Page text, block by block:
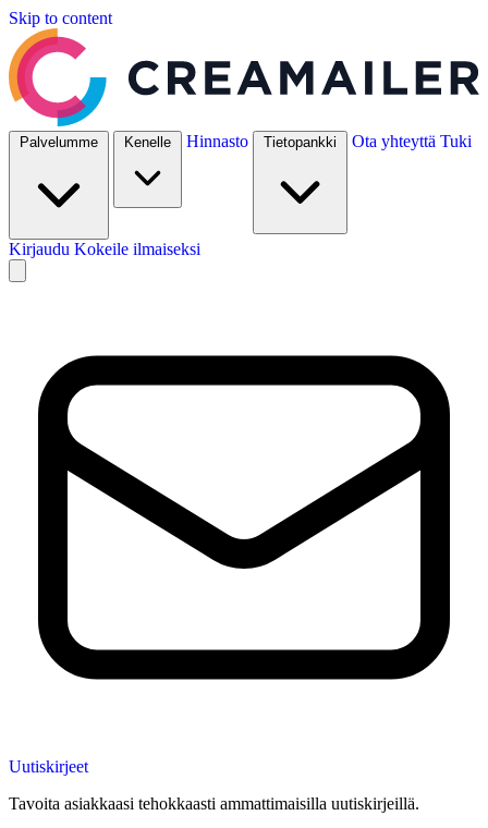
Skip to content
Palvelumme Kenelle Hinnasto Tietopankki Ota yhteyttä Tuki
Kirjaudu Kokeile ilmaiseksi
Uutiskirjeet
Tavoita asiakkaasi tehokkaasti ammattimaisilla uutiskirjeillä.